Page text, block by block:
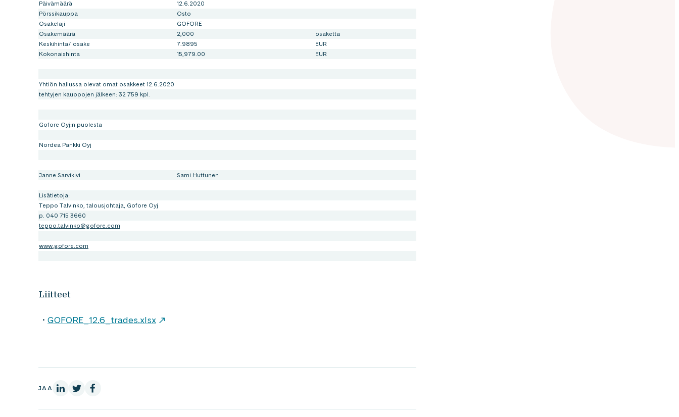
Päivämäärä
12.6.2020
Pörssikauppa
Osto
Osakelaji
GOFORE
Osakemäärä
2,000
osaketta
Keskihinta/ osake
7.9895
EUR
Kokonaishinta
15,979.00 EUR
Yhtiön hallussa olevat omat osakkeet 12.6.2020
tehtyjen kauppojen jälkeen: 32 759 kpl.
Gofore Oyj:n puolesta
Nordea Pankki Oyj
Janne Sarvikivi Sami Huttunen
Lisätietoja:
Teppo Talvinko, talousjohtaja, Gofore Oyj
p. 040 715 3660
teppo.talvinko@gofore.com
www.gofore.com
Liitteet
GOFORE_12.6_trades.xlsx
JAA LinkedInissä
X:ssäFacebookissa